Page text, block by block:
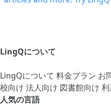
LingQについて
LingQについて 料金プラン お
校向け 法人向け 図書館向け
人気の言語